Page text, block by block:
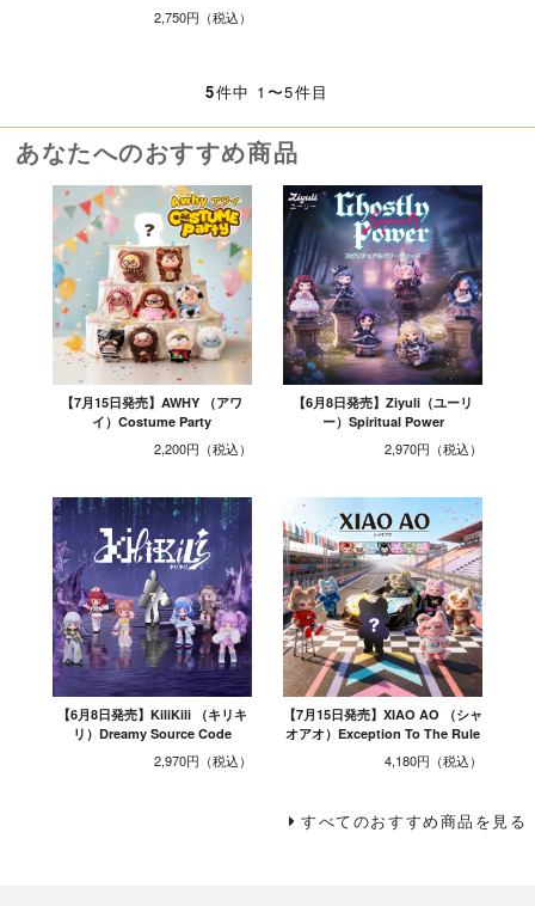
2,750円
5件中 1〜5件目
あなたへのおすすめ商品
【7月15日発売】AWHY （アワ
イ）Costume Party
2,200円
【6月8日発売】Ziyuli（ユーリ
ー）Spiritual Power
2,970円
【6月8日発売】KiliKili （キリキ
リ）Dreamy Source Code
2,970円
【7月15日発売】XIAO AO （シャ
オアオ）Exception To The Rule
4,180円
すべてのおすすめ商品を見る